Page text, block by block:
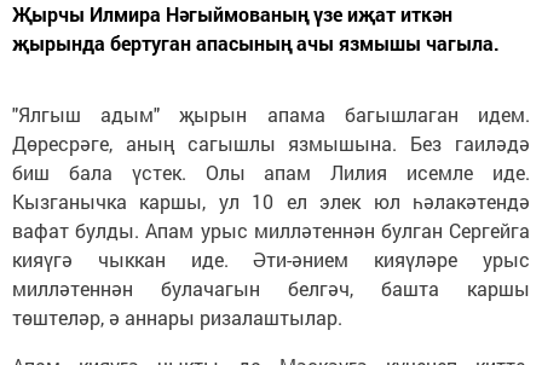
Җырчы Илмира Нәгыймованың үзе иҗат иткән
җырында бертуган апасының ачы язмышы чагыла.
"Ялгыш адым" җырын апама багышлаган идем.
Дөресрәге, аның сагышлы язмышына. Без гаиләдә
биш бала үстек. Олы апам Лилия исемле иде.
Кызганычка каршы, ул 10 ел элек юл һәлакәтендә
вафат булды. Апам урыс милләтеннән булган Сергейга
кияүгә чыккан иде. Әти-әнием кияүләре урыс
милләтеннән булачагын белгәч, башта каршы
төштеләр, ә аннары ризалаштылар.